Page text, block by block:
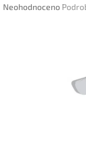
Průměrné
Neohodnoceno